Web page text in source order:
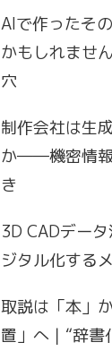
AIで作ったそ
かもしれませ
穴
制作会社は生
か――機密情報
き
3D CADデー
ジタル化する
取説は「本」
置」へ｜“辞書